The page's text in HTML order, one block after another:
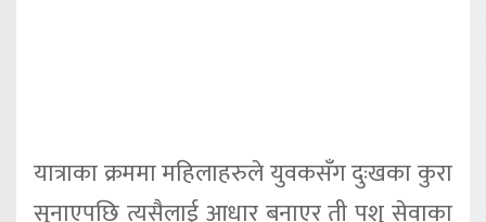
यात्राका क्रममा महिलाहरुले युवकसँग दुःखका कुरा
सुनाएपछि त्यसैलाई आधार बनाएर ती पशु सेवाका